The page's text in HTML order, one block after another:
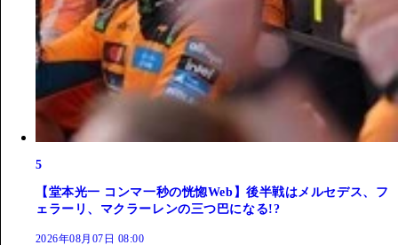
5
【堂本光一 コンマ一秒の恍惚Web】後半戦はメルセデス、フ
ェラーリ、マクラーレンの三つ巴になる!?
2026年08月07日 08:00